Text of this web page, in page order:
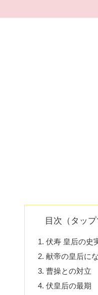
目次（タップ
伏寿 皇后の史
献帝の皇后に
曹操との対立
伏皇后の最期